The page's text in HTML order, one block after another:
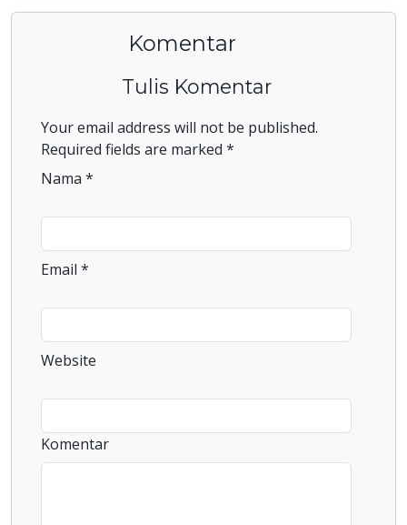
Komentar
Tulis Komentar
Your email address will not be published.
Required fields are marked *
Nama *
Email *
Website
Komentar